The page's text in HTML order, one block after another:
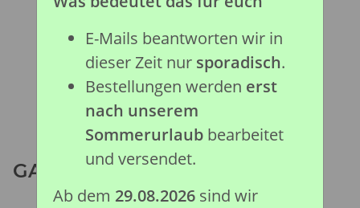
GASTONIA (L)
E-Mails beantworten wir in
dieser Zeit nur sporadisch.
Bestellungen werden erst
nach unserem
Sommerurlaubbearbeitet
und versendet.
Ab dem 29.08.2026sind wir